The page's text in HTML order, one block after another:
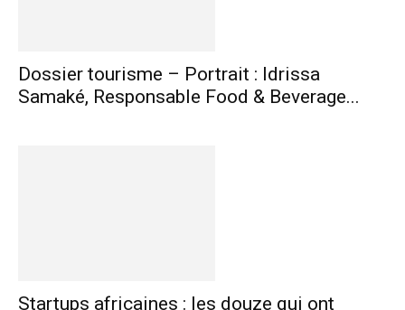
Dossier tourisme – Portrait : Idrissa
Samaké, Responsable Food & Beverage...
Startups africaines : les douze qui ont